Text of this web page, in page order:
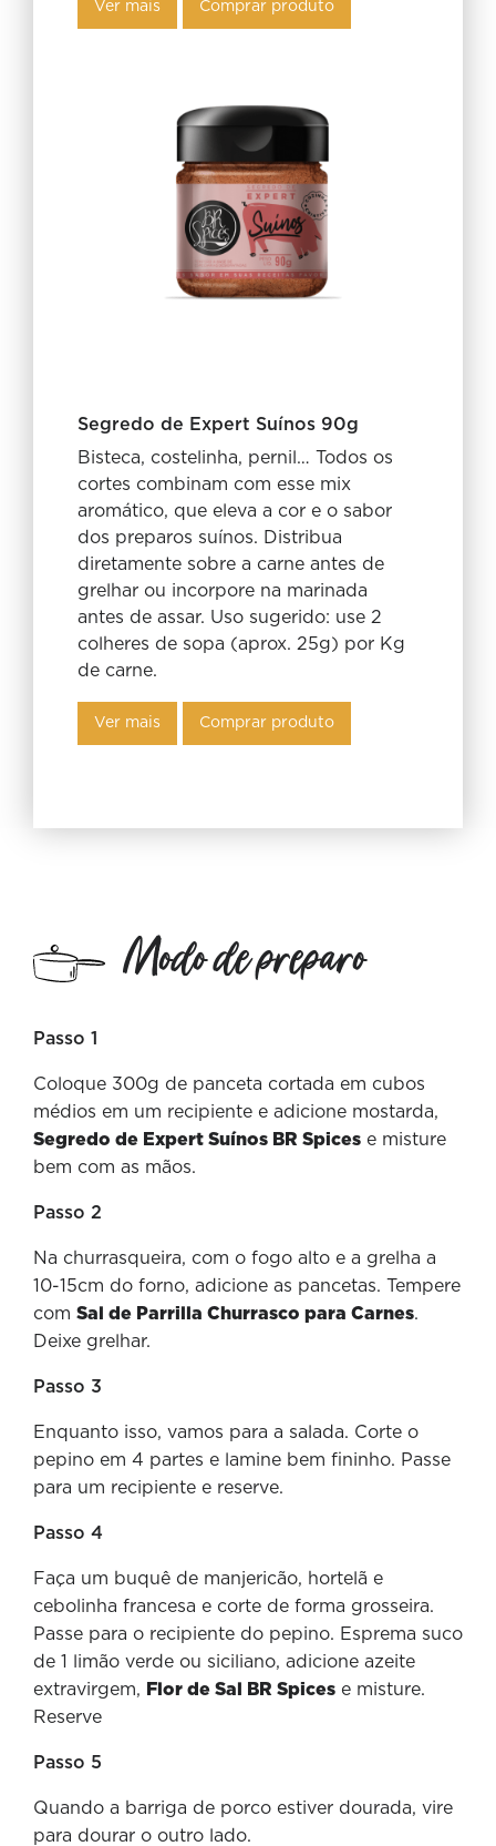
Ver mais Comprar produto
Segredo de Expert Suínos 90g
Bisteca, costelinha, pernil… Todos os
cortes combinam com esse mix
aromático, que eleva a cor e o sabor
dos preparos suínos. Distribua
diretamente sobre a carne antes de
grelhar ou incorpore na marinada
antes de assar. Uso sugerido: use 2
colheres de sopa (aprox. 25g) por Kg
de carne.
Ver mais Comprar produto
Modo de preparo
Passo 1
Coloque 300g de panceta cortada em cubos
médios em um recipiente e adicione mostarda,
Segredo de Expert Suínos BR Spices e misture
bem com as mãos.
Passo 2
Na churrasqueira, com o fogo alto e a grelha a
10-15cm do forno, adicione as pancetas. Tempere
com Sal de Parrilla Churrasco para Carnes.
Deixe grelhar.
Passo 3
Enquanto isso, vamos para a salada. Corte o
pepino em 4 partes e lamine bem fininho. Passe
para um recipiente e reserve.
Passo 4
Faça um buquê de manjericão, hortelã e
cebolinha francesa e corte de forma grosseira.
Passe para o recipiente do pepino. Esprema suco
de 1 limão verde ou siciliano, adicione azeite
extravirgem,
Flor de Sal BR Spices e misture.
Reserve
Passo 5
Quando a barriga de porco estiver dourada, vire
para dourar o outro lado.